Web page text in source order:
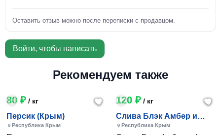
Оставить отзыв можно после переписки с продавцом.
Войти, чтобы написать
Рекомендуем также
80 ₽ / кг
Персик (Крым)
Республика Крым
120 ₽/ кг
Слива Блэк Амбер и
Фортуна (Крым)
Республика Крым